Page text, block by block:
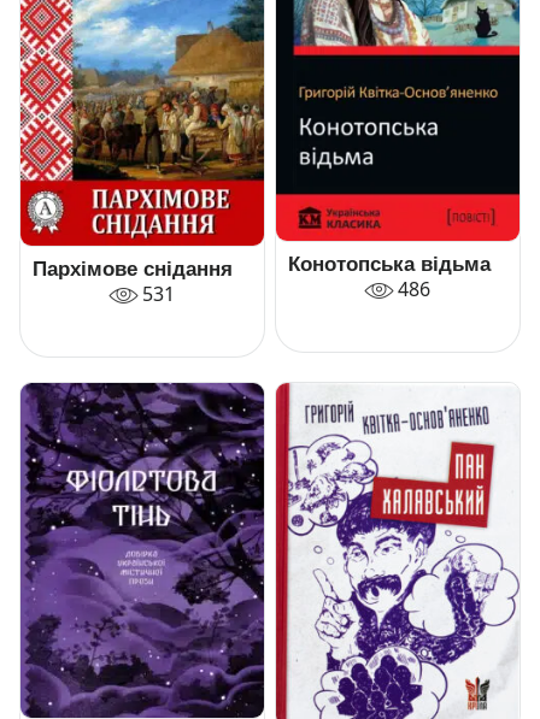
Пархімове снідання
531
Конотопська відьма
486